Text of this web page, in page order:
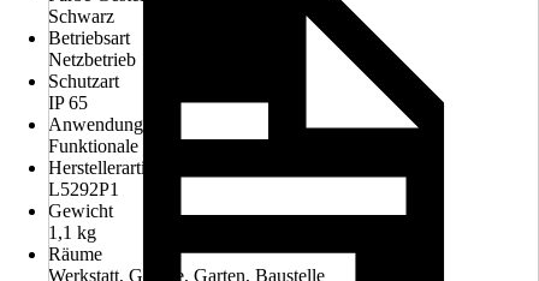
Schwarz
Betriebsart
Netzbetrieb
Schutzart
IP 65
Anwendung
Funktionale Beleuchtung
Herstellerartikelnummer
L5292P1
Gewicht
1,1 kg
Räume
Werkstatt, Garage, Garten, Baustelle